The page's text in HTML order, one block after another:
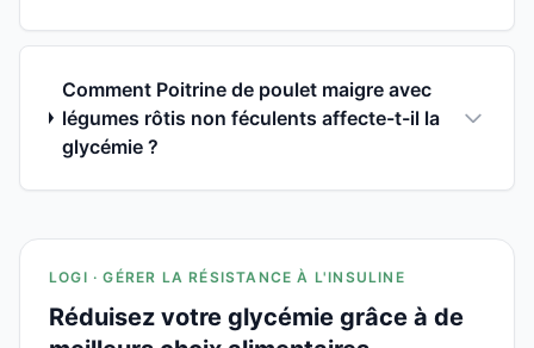
Comment Poitrine de poulet maigre avec
légumes rôtis non féculents affecte-t-il la
glycémie ?
LOGI · GÉRER LA RÉSISTANCE À L'INSULINE
Réduisez votre glycémie grâce à de